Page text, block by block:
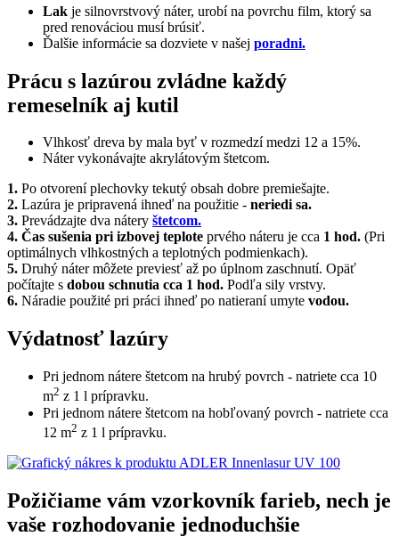
Lak je silnovrstvový náter, urobí na povrchu film, ktorý sa
pred renováciou musí brúsiť.
Ďalšie informácie sa dozviete v našej poradni.
​Prácu s lazúrou zvládne každý
remeselník aj kutil
Vlhkosť dreva by mala byť v rozmedzí medzi 12 a 15%.
Náter vykonávajte akrylátovým štetcom.
1. Po otvorení plechovky tekutý obsah dobre premiešajte.
2. Lazúra je pripravená ihneď na použitie - neriedi sa.
3. Prevádzajte dva nátery štetcom.
4. Čas sušenia pri izbovej teplote prvého náteru je cca 1 hod. (Pri
optimálnych vlhkostných a teplotných podmienkach).
5. Druhý náter môžete previesť až po úplnom zaschnutí. Opäť
počítajte s dobou schnutia cca 1 hod. Podľa sily vrstvy.
6. Náradie použité pri práci ihneď po natieraní umyte vodou.
Výdatnosť lazúry
Pri jednom nátere štetcom na hrubý povrch - natriete cca 10
m2 z 1 l prípravku.
Pri jednom nátere štetcom na hobľovaný povrch - natriete cca
12 m2 z 1 l prípravku.
Požičiame vám vzorkovník farieb, nech je
vaše rozhodovanie jednoduchšie